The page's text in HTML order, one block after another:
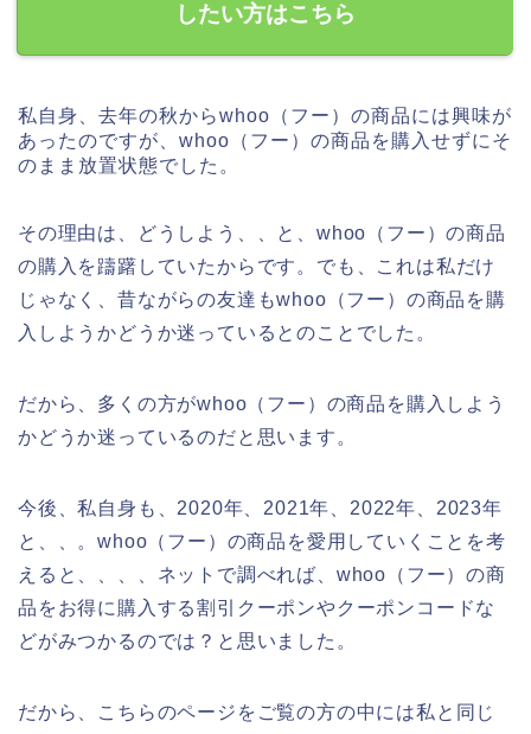
したい方はこちら
私自身、去年の秋からwhoo（フー）の商品には興味が
あったのですが、whoo（フー）の商品を購入せずにそ
のまま放置状態でした。
その理由は、どうしよう、、と、whoo（フー）の商品
の購入を躊躇していたからです。でも、これは私だけ
じゃなく、昔ながらの友達もwhoo（フー）の商品を購
入しようかどうか迷っているとのことでした。
だから、多くの方がwhoo（フー）の商品を購入しよう
かどうか迷っているのだと思います。
今後、私自身も、2020年、2021年、2022年、2023年
と、、。whoo（フー）の商品を愛用していくことを考
えると、、、、ネットで調べれば、whoo（フー）の商
品をお得に購入する割引クーポンやクーポンコードな
どがみつかるのでは？と思いました。
だから、こちらのページをご覧の方の中には私と同じ